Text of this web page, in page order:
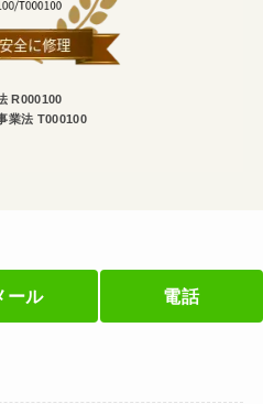
R000100
業法 T000100
ール 電話